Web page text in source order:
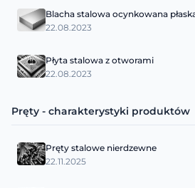
Blacha stalowa ocynkowana
22.08.2023
Płyta stalowa z otworami
22.08.2023
Pręty - charakterystyki produktów
Pręty stalowe nierdzewne
22.11.2025